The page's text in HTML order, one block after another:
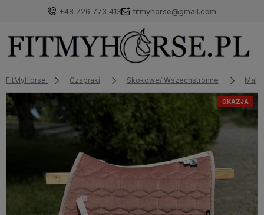
+48 726 773 413 fitmyhorse@gmail.com
FitMyHorse Czapraki Skokowe/ Wszechstronne
OKAZJA